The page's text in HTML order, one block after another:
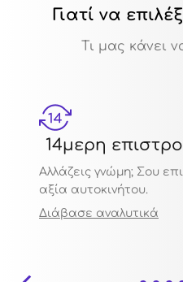
Γιατί να
Τι μας κάνει
14μερη
Αλλάζεις γνώμη; Σου
αξία αυτοκινήτου.
Διάβασε αναλυτικά